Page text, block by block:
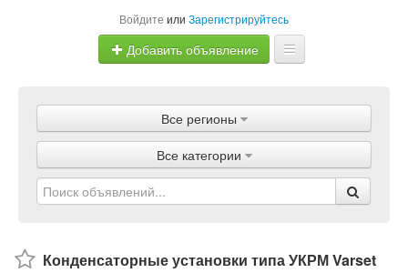
Войдите или Зарегистрируйтесь
Добавить объявление
Объявления
Магазины
Услуги
Все регионы
Все категории
Конденсаторные установки типа УКРМ Varset